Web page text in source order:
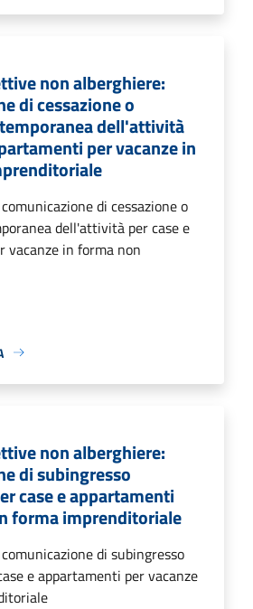
non alberghiere:
di cessazione o
dell'attività
per vacanze in
di cessazione o
dell'attività per case e
vacanze in forma non
non alberghiere:
di subingresso
case e appartamenti
forma imprenditoriale
di subingresso
e appartamenti per vacanze